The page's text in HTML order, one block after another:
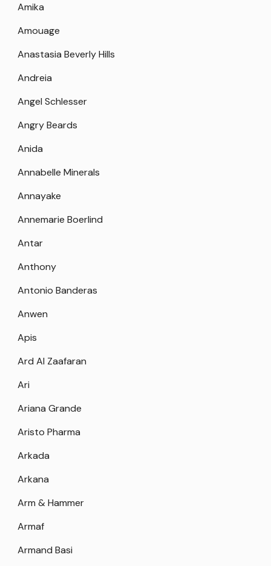
Amika
Amouage
Anastasia Beverly Hills
Andreia
Angel Schlesser
Angry Beards
Anida
Annabelle Minerals
Annayake
Annemarie Boerlind
Antar
Anthony
Antonio Banderas
Anwen
Apis
Ard Al Zaafaran
Ari
Ariana Grande
Aristo Pharma
Arkada
Arkana
Arm & Hammer
Armaf
Armand Basi